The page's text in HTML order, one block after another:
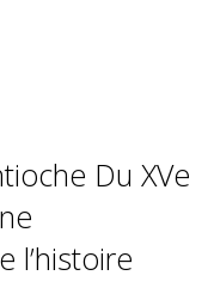
Du XVe
l’histoire